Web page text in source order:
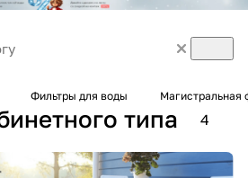
Фильтры для воды Магистральная
типа 4